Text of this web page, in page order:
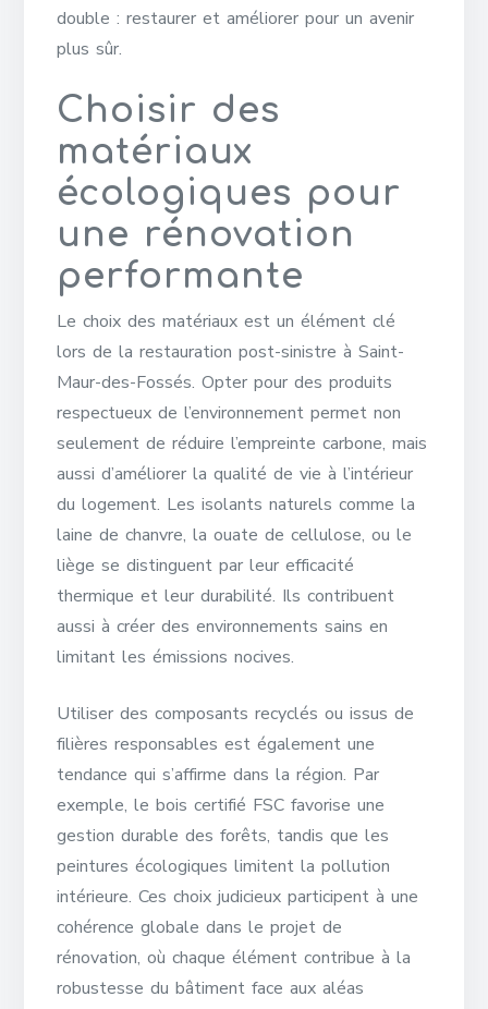
double : restaurer et améliorer pour un avenir
plus sûr.
Choisir des
matériaux
écologiques pour
une rénovation
performante
Le choix des matériaux est un élément clé
lors de la restauration post-sinistre à Saint-
Maur-des-Fossés. Opter pour des produits
respectueux de l’environnement permet non
seulement de réduire l’empreinte carbone, mais
aussi d’améliorer la qualité de vie à l’intérieur
du logement. Les isolants naturels comme la
laine de chanvre, la ouate de cellulose, ou le
liège se distinguent par leur efficacité
thermique et leur durabilité. Ils contribuent
aussi à créer des environnements sains en
limitant les émissions nocives.
Utiliser des composants recyclés ou issus de
filières responsables est également une
tendance qui s’affirme dans la région. Par
exemple, le bois certifié FSC favorise une
gestion durable des forêts, tandis que les
peintures écologiques limitent la pollution
intérieure. Ces choix judicieux participent à une
cohérence globale dans le projet de
rénovation, où chaque élément contribue à la
robustesse du bâtiment face aux aléas